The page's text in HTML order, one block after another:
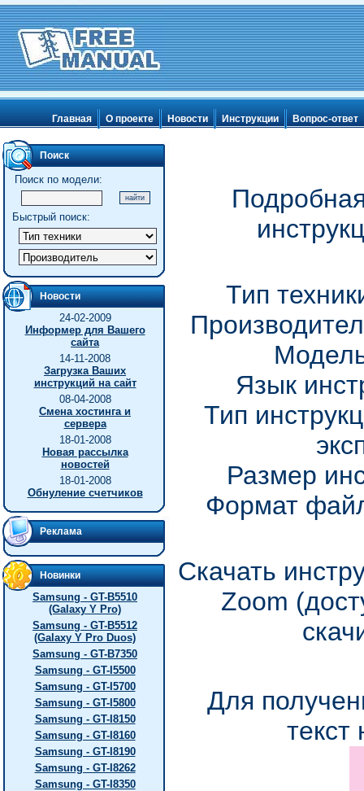
Главная О проекте Новости Инструкции Вопрос-ответ
Поиск
Поиск по модели:
Быстрый поиск:
Новости
24-02-2009
Информер для Вашего
сайта
14-11-2008
Загрузка Ваших
инструкций на сайт
08-04-2008
Смена хостинга и
сервера
18-01-2008
Новая рассылка
новостей
18-01-2008
Обнуление счетчиков
Реклама
Новинки
Samsung - GT-B5510
(Galaxy Y Pro)
Samsung - GT-B5512
(Galaxy Y Pro Duos)
Samsung - GT-B7350
Samsung - GT-I5500
Samsung - GT-I5700
Samsung - GT-I5800
Samsung - GT-I8150
Samsung - GT-I8160
Samsung - GT-I8190
Samsung - GT-I8262
Samsung - GT-I8350
Тип
Язык
Тип
Размер
Формат
Скачать
Zoom
Для
текст